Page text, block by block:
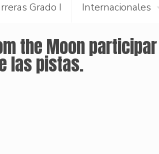
Grado I Internacionales
the Moon
las pistas.